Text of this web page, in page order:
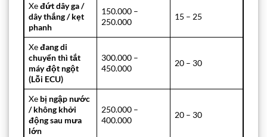
Xeđứt dây ga /
dây thắng / kẹt
phanh
150.000 –
250.000
15 – 25
Xeđang di
chuyển thì tắt
máy đột ngột
(Lỗi ECU)
300.000 –
450.000
20 – 30
Xe bị ngập nước
/ không khởi
động sau mưa
lớn
250.000 –
400.000
20 – 30